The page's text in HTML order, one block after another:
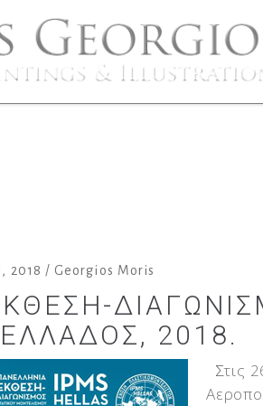
2018 Georgios Moris
ΕΛΛΆΔΟΣ, 2018.
Στις